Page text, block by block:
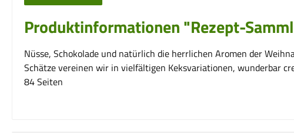
Produktinformationen "Rezept-
Nüsse, Schokolade und natürlich die herrlichen Aromen der
Schätze vereinen wir in vielfältigen Keksvariationen, wunderbar
84 Seiten